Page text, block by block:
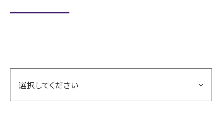
選択してください